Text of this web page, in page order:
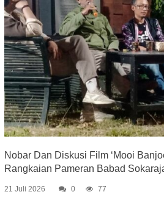
Nobar Dan Diskusi Film ‘Mooi
Rangkaian Pameran Babad
21 Juli 2026 0 77